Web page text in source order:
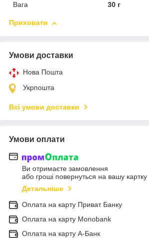
Вага
30 г
Приховати
Умови доставки
Нова Пошта
Укрпошта
Всі умови доставки
Умови оплати
Ви отримаєте замовлення
або гроші повернуться на вашу картку
Детальніше
Оплата на карту Приват Банку
Оплата на карту Monobank
Оплата на карту А-Банк